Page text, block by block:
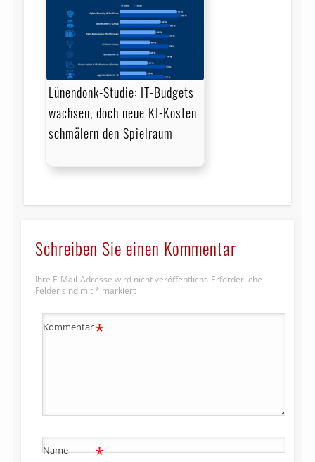
Lünendonk-Studie: IT-Budgets
wachsen, doch neue KI-Kosten
schmälern den Spielraum
Schreiben Sie einen Kommentar
Ihre E-Mail-Adresse wird nicht veröffentlicht. Erforderliche
Felder sind mit * markiert
Kommentar*
Name *